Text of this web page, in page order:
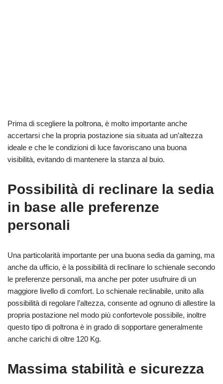
Prima di scegliere la poltrona, è molto importante anche
accertarsi che la propria postazione sia situata ad un’altezza
ideale e che le condizioni di luce favoriscano una buona
visibilità, evitando di mantenere la stanza al buio.
Possibilità di reclinare la sedia
in base alle preferenze
personali
Una particolarità importante per una buona sedia da gaming, ma
anche da ufficio, è la possibilità di reclinare lo schienale secondo
le preferenze personali, ma anche per poter usufruire di un
maggiore livello di comfort. Lo schienale reclinabile, unito alla
possibilità di regolare l’altezza, consente ad ognuno di allestire la
propria postazione nel modo più confortevole possibile, inoltre
questo tipo di poltrona è in grado di sopportare generalmente
anche carichi di oltre 120 Kg.
Massima stabilità e sicurezza